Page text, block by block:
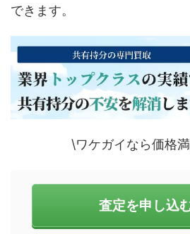
できます。
\ワケガイなら価格
査定を申し込